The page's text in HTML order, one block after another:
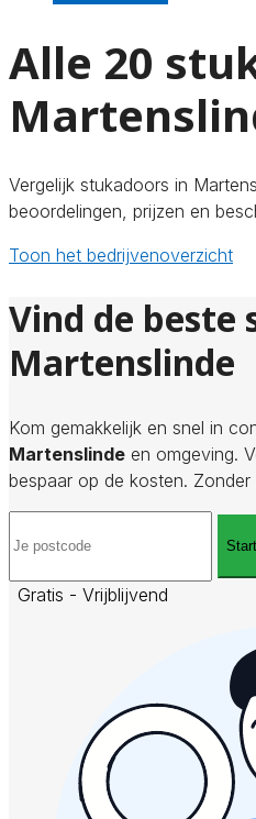
Alle 20
Vergelijk stukadoors in
beoordelingen, prijzen en
Toon het bedrijvenoverzicht
Vind de beste
Martenslinde
Kom gemakkelijk en snel in
Martenslinde en omgeving.
bespaar op de kosten. Zonder
Gratis - Vrijblijvend